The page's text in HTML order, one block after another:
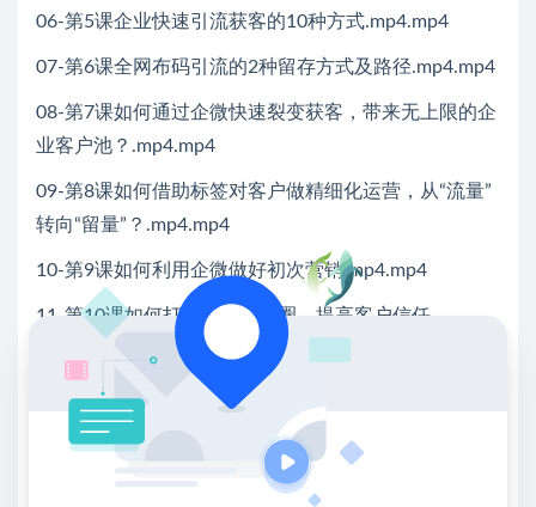
06-第5课企业快速引流获客的10种方式.mp4.mp4
07-第6课全网布码引流的2种留存方式及路径.mp4.mp4
08-第7课如何通过企微快速裂变获客，带来无上限的企
业客户池？.mp4.mp4
09-第8课如何借助标签对客户做精细化运营，从“流量”
转向“留量”？.mp4.mp4
10-第9课如何利用企微做好初次营销.mp4.mp4
11-第10课如何打造客户朋友圈，提高客户信任
12-第11课如何用企微社群工具轻松成交客户.mp4.mp4
13-第12课用好这7个工具员工工作效率提升3